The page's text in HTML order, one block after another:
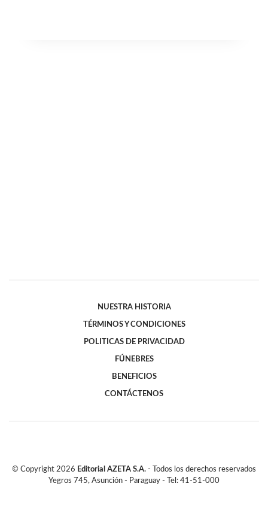
NUESTRA HISTORIA
TÉRMINOS Y CONDICIONES
POLITICAS DE PRIVACIDAD
FÚNEBRES
BENEFICIOS
CONTÁCTENOS
© Copyright 2026 Editorial AZETA S.A. - Todos los derechos reservados
Yegros 745, Asunción - Paraguay - Tel: 41-51-000